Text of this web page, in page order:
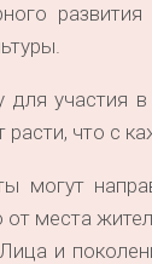
для участия
расти, что с
могут
от места
и